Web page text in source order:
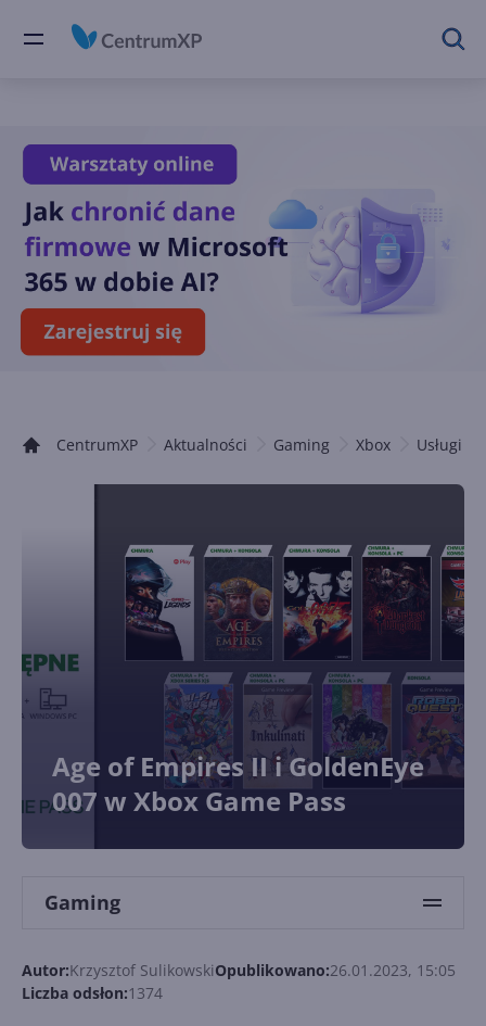
CentrumXP Aktualności Gaming Xbox Usługi
Age of Empires II i GoldenEye
007 w Xbox Game Pass
Gaming
Autor:Krzysztof SulikowskiOpublikowano:26.01.2023, 15:05
Liczba odsłon:1374